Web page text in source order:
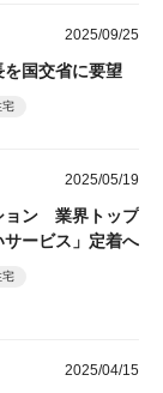
2025/09/25
を国交省に要望
宅
2025/05/19
ョン 業界トップ
ービス」定着へ
宅
2025/04/15